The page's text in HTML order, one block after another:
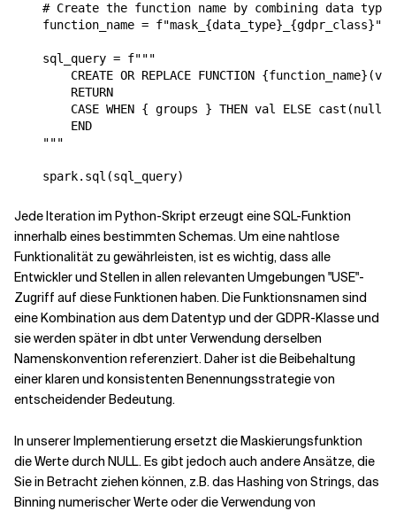
# Create the function name by combining data type
    function_name = f"mask_{data_type}_{gdpr_class}"
    sql_query = f"""
CREATE OR REPLACE FUNCTION
        RETURN
CASE WHEN { groups } THEN val ELSE cast(null
        END
    """
Jede Iteration im Python-Skript erzeugt eine SQL-Funktion
innerhalb eines bestimmten Schemas. Um eine nahtlose
Funktionalität zu gewährleisten, ist es wichtig, dass alle
Entwickler und Stellen in allen relevanten Umgebungen "USE"-
Zugriff auf diese Funktionen haben. Die Funktionsnamen sind
eine Kombination aus dem Datentyp und der GDPR-Klasse und
sie werden später in dbt unter Verwendung derselben
Namenskonvention referenziert. Daher ist die Beibehaltung
einer klaren und konsistenten Benennungsstrategie von
entscheidender Bedeutung.
In unserer Implementierung ersetzt die Maskierungsfunktion
die Werte durch NULL. Es gibt jedoch auch andere Ansätze, die
Sie in Betracht ziehen können, z.B. das Hashing von Strings, das
Binning numerischer Werte oder die Verwendung von